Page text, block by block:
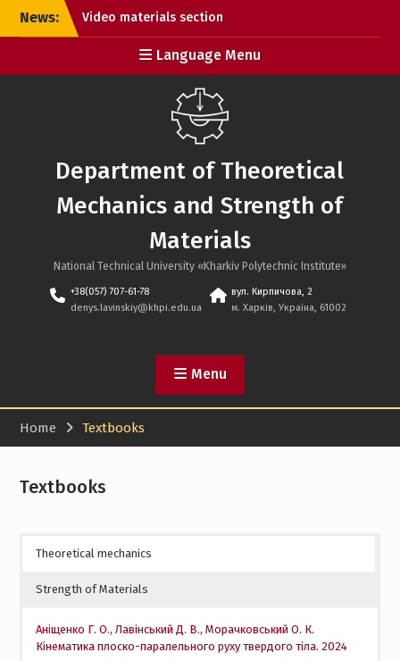
SkipNews:
Video materials section
updated
Meet the new website
design!
Language Menu
Department of Theoretical
Mechanics and Strength of
Materials
National Technical University «Kharkiv Polytechnic Institute»
+38(057) 707-61-78
denys.lavinskiy@khpi.edu.ua
вул. Кирпичова, 2
м. Харків, Україна, 61002
Menu
Home Textbooks
Textbooks
Theoretical mechanics
Strength of Materials
Аніщенко Г. О., Лавінський Д. В., Морачковський О. К.
Кінематика плоско-паралельного руху твердого тіла. 2024